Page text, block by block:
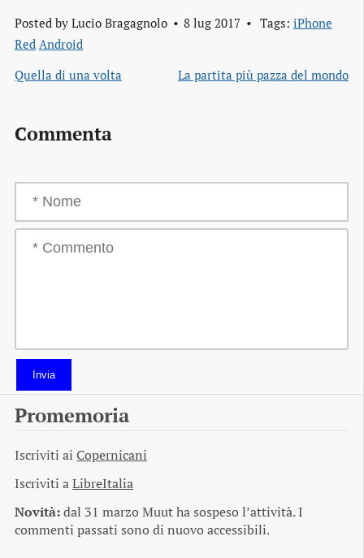
Posted by Lucio Bragagnolo 8 lug 2017 Tags: iPhone
Red Android
Quella di una volta
La partita più pazza del mondo
Commenta
Invia
Promemoria
Iscriviti ai Copernicani
Iscriviti aLibreItalia
Novità:dal 31 marzo Muut ha sospeso l’attività. I
commenti passati sono di nuovo accessibili.